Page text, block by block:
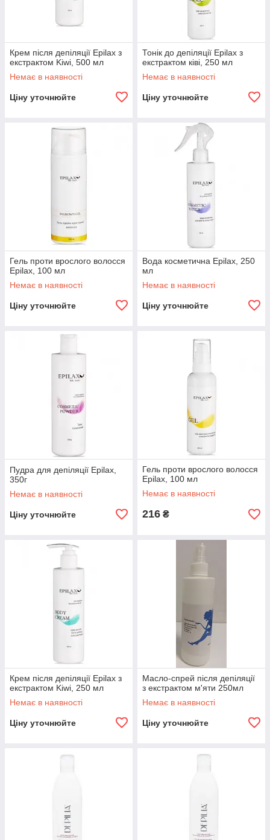
Крем після депіляції Epilax з
екстрактом Kiwi, 500 мл
Немає в наявності
Ціну уточнюйте
Тонік до депіляції Epilax з
екстрактом ківі, 250 мл
Немає в наявності
Ціну уточнюйте
Гель проти врослого волосся
Epilax, 100 мл
Немає в наявності
Ціну уточнюйте
Вода косметична Epilax, 250
мл
Немає в наявності
Ціну уточнюйте
Пудра для депіляції Epilax,
350г
Немає в наявності
Ціну уточнюйте
Гель проти врослого волосся
Epilax, 100 мл
Немає в наявності
216 ₴
Крем після депіляції Epilax з
екстрактом Kiwi, 250 мл
Немає в наявності
Ціну уточнюйте
Масло-спрей після депіляції
з екстрактом м'яти 250мл
Немає в наявності
Ціну уточнюйте